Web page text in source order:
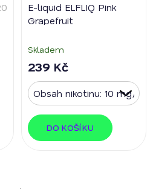
E-liquid ELFLIQ Pink
Grapefruit
Skladem
239 Kč
DO KOŠÍKU